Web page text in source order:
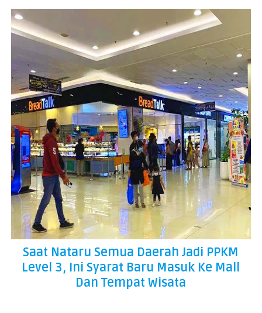
Saat Nataru Semua Daerah Jadi PPKM
Level 3, Ini Syarat Baru Masuk Ke Mall
Dan Tempat Wisata